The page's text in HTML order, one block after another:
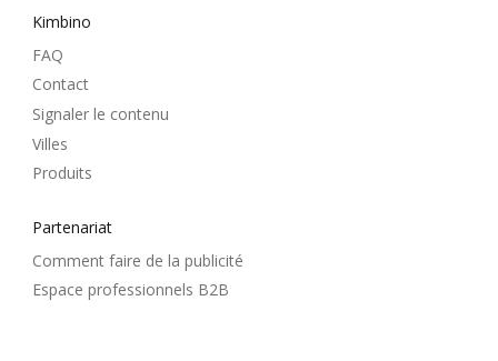
Kimbino
FAQ
Contact
Signaler le contenu
Villes
Produits
Partenariat
Comment faire de la publicité
Espace professionnels B2B